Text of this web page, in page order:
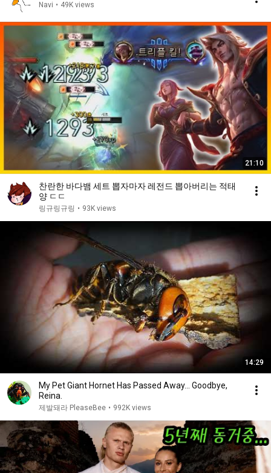
Navi • 49K views
21:10
찬란한 바다뱀 세트 뽑자마자 레전드 뽑아버리는 적태
양 ㄷㄷ
링규링규링 • 93K views
14:29
My Pet Giant Hornet Has Passed Away... Goodbye,
Reina.
제발돼라 PleaseBee • 992K views